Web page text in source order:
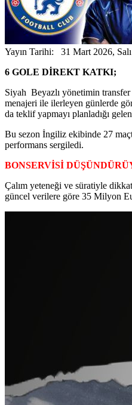
Yayın Tarihi: 31 Mart 2026, Salı
6 GOLE DİREKT KATKI;
Siyah Beyazlı yönetimin
menajeri ile ilerleyen günlerde
da teklif yapmayı planladığı
Bu sezon İngiliz ekibinde 27
performans sergiledi.
BONSERVİSİ
Çalım yeteneği ve süratiyle
güncel verilere göre 35 Milyon